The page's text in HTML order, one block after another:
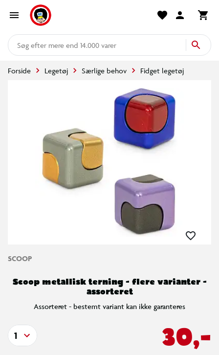
mere end 14.000 varer
Forside Legetøj Særlige behov Fidget legetøj
SCOOP
Scoop metallisk terning - flere varianter -
assorteret
Assorteret - bestemt variant kan ikke garanteres
30,-
1